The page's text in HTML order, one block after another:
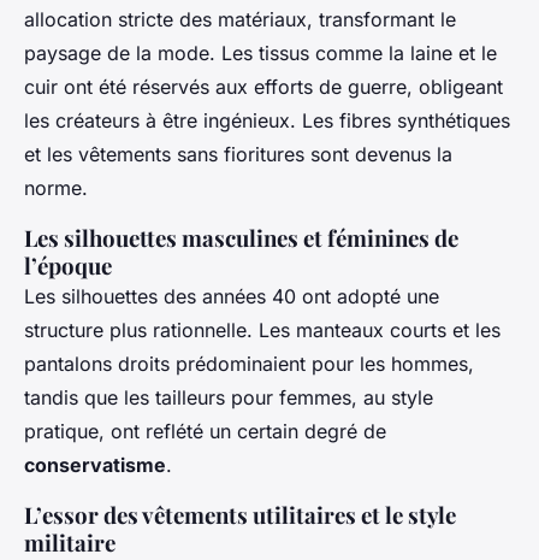
allocation stricte des matériaux, transformant le
paysage de la mode. Les tissus comme la laine et le
cuir ont été réservés aux efforts de guerre, obligeant
les créateurs à être ingénieux. Les fibres synthétiques
et les vêtements sans fioritures sont devenus la
norme.
Les silhouettes masculines et féminines de
l’époque
Les silhouettes des années 40 ont adopté une
structure plus rationnelle. Les manteaux courts et les
pantalons droits prédominaient pour les hommes,
tandis que les tailleurs pour femmes, au style
pratique, ont reflété un certain degré de
conservatisme.
L’essor des vêtements utilitaires et le style
militaire